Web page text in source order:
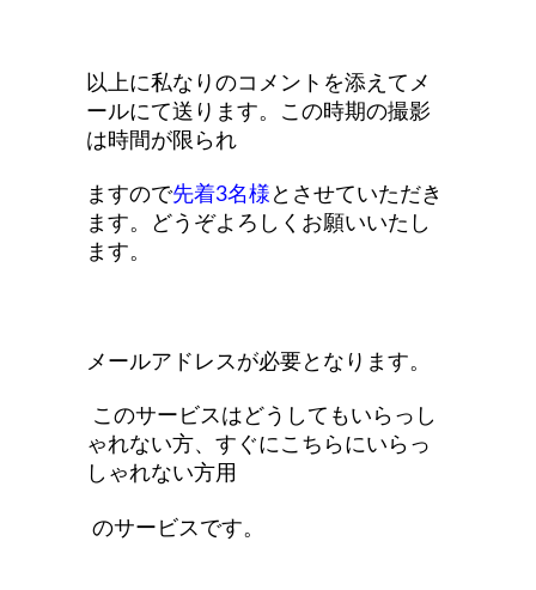
以上に私なりのコメントを添えてメ
ールにて送ります。この時期の撮影
は時間が限られ
ますので先着3名様 とさせていただき
ます。どうぞよろしくお願いいたし
ます。
メールアドレスが必要となります。
このサービスはどうしてもいらっし
ゃれない方、すぐにこちらにいらっ
しゃれない方用
のサービスです。